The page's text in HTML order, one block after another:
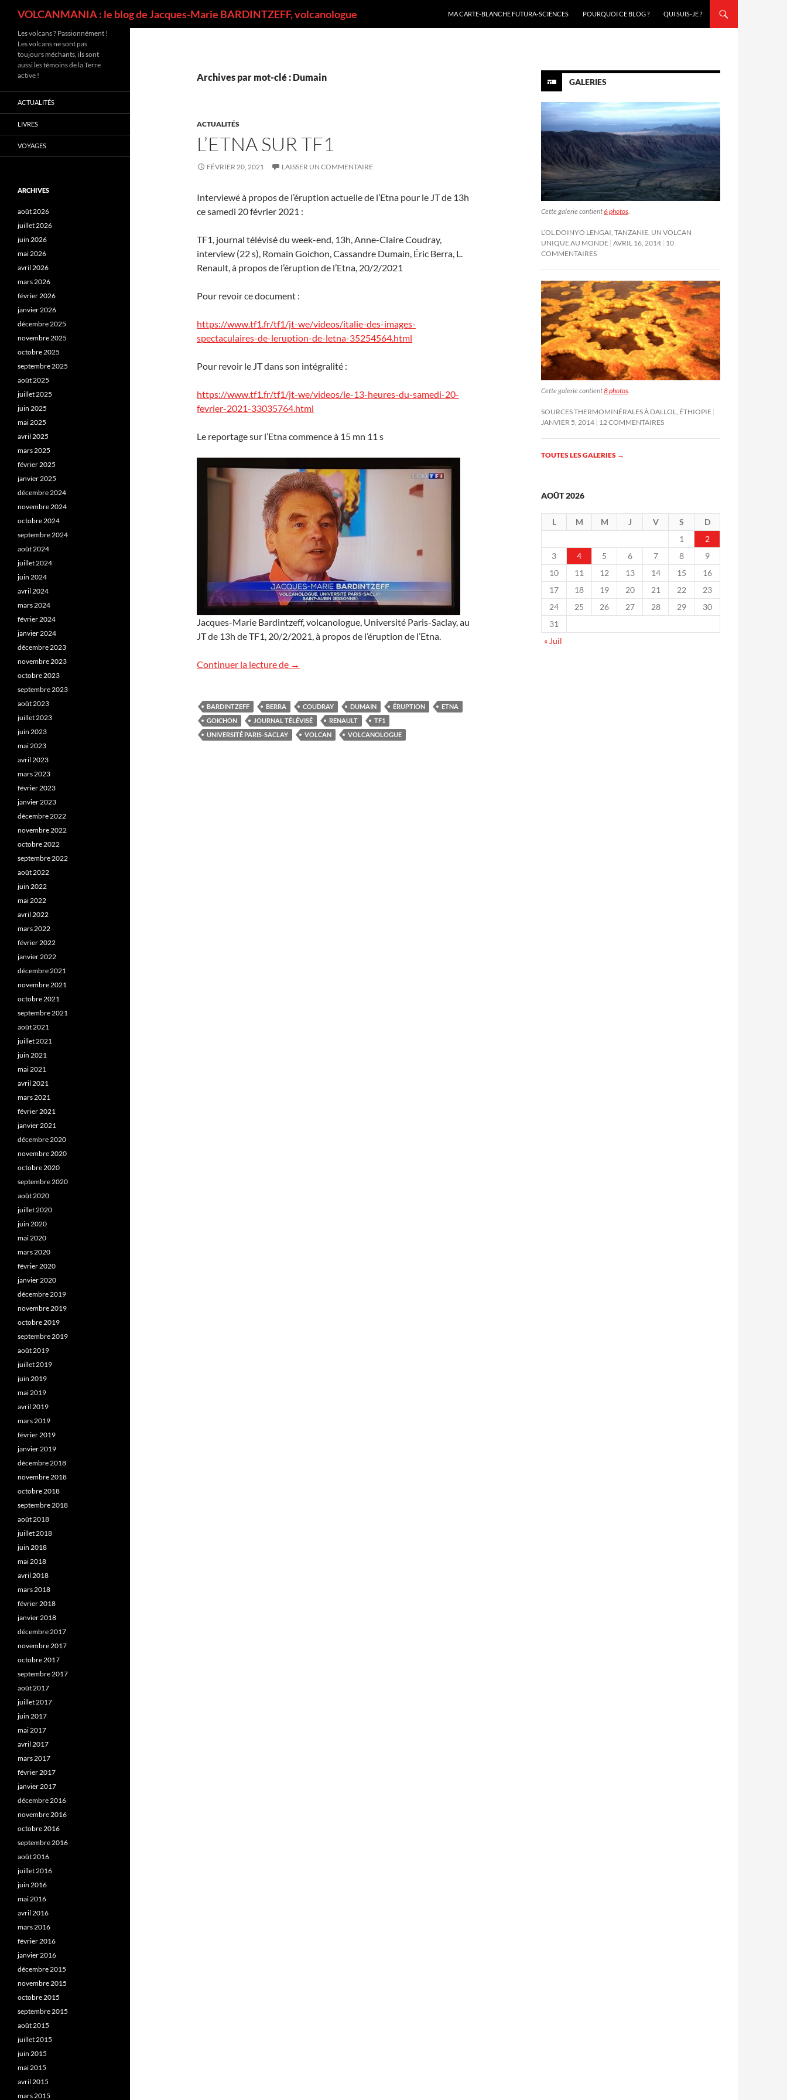
VOLCANMANIA : le blog de Jacques-Marie BARDINTZEFF, volcanologue
MA CARTE-BLANCHE FUTURA-SCIENCES
POURQUOI CE BLOG ? QUI SUIS-JE ?
Archives par mot-clé : Dumain
ACTUALITÉS
L’ETNA SUR TF1
FÉVRIER 20, 2021 LAISSER UN COMMENTAIRE
Interviewé à propos de l’éruption actuelle de l’Etna pour le JT de 13h
ce samedi 20 février 2021 :
TF1, journal télévisé du week-end, 13h, Anne-Claire Coudray,
interview (22 s), Romain Goichon, Cassandre Dumain, Éric Berra, L.
Renault, à propos de l’éruption de l’Etna, 20/2/2021
Pour revoir ce document :
https://www.tf1.fr/tf1/jt-we/videos/italie-des-images-
spectaculaires-de-leruption-de-letna-35254564.html
Pour revoir le JT dans son intégralité :
https://www.tf1.fr/tf1/jt-we/videos/le-13-heures-du-samedi-20-
fevrier-2021-33035764.html
Le reportage sur l’Etna commence à 15 mn 11 s
Jacques-Marie Bardintzeff, volcanologue, Université Paris-Saclay, au
JT de 13h de TF1, 20/2/2021, à propos de l’éruption de l’Etna.
Continuer la lecture de L’Etna sur TF1
→
BARDINTZEFF BERRA COUDRAY DUMAIN ÉRUPTION
ETNA
GOICHON
JOURNAL TÉLÉVISÉ RENAULT
TF1
UNIVERSITÉ PARIS-SACLAY
VOLCAN VOLCANOLOGUE
GALERIES
Cette galerie contient6 photos.
L’OL DOINYO LENGAI, TANZANIE, UN VOLCAN
UNIQUE AU MONDE AVRIL 16, 2014 10
COMMENTAIRES
Cette galerie contient8 photos
SOURCES THERMOMINÉRALES À DALLOL, ÉTHIOPIE
JANVIER 5, 2014 12 COMMENTAIRES
TOUTES LES GALERIES →
AOÛT 2026
L M M J V S
D
1
2
3
4 5 6 7 8
9
10
11 12 13 14 15
16
17
18 19 20 21 22
23
24
25 26 27 28 29
30
31
« Juil
Les volcans ? Passionnément !
Les volcans ne sont pas
toujours méchants, ils sont
aussi les témoins de la Terre
active !
ACTUALITÉS
LIVRES
VOYAGES
ARCHIVES
août 2026
juillet 2026
juin 2026
mai 2026
avril 2026
mars 2026
février 2026
janvier 2026
décembre 2025
novembre 2025
octobre 2025
septembre 2025
août 2025
juillet 2025
juin 2025
mai 2025
avril 2025
mars 2025
février 2025
janvier 2025
décembre 2024
novembre 2024
octobre 2024
septembre 2024
août 2024
juillet 2024
juin 2024
avril 2024
mars 2024
février 2024
janvier 2024
décembre 2023
novembre 2023
octobre 2023
septembre 2023
août 2023
juillet 2023
juin 2023
mai 2023
avril 2023
mars 2023
février 2023
janvier 2023
décembre 2022
novembre 2022
octobre 2022
septembre 2022
août 2022
juin 2022
mai 2022
avril 2022
mars 2022
février 2022
janvier 2022
décembre 2021
novembre 2021
octobre 2021
septembre 2021
août 2021
juillet 2021
juin 2021
mai 2021
avril 2021
mars 2021
février 2021
janvier 2021
décembre 2020
novembre 2020
octobre 2020
septembre 2020
août 2020
juillet 2020
juin 2020
mai 2020
mars 2020
février 2020
janvier 2020
décembre 2019
novembre 2019
octobre 2019
septembre 2019
août 2019
juillet 2019
juin 2019
mai 2019
avril 2019
mars 2019
février 2019
janvier 2019
décembre 2018
novembre 2018
octobre 2018
septembre 2018
août 2018
juillet 2018
juin 2018
mai 2018
avril 2018
mars 2018
février 2018
janvier 2018
décembre 2017
novembre 2017
octobre 2017
septembre 2017
août 2017
juillet 2017
juin 2017
mai 2017
avril 2017
mars 2017
février 2017
janvier 2017
décembre 2016
novembre 2016
octobre 2016
septembre 2016
août 2016
juillet 2016
juin 2016
mai 2016
avril 2016
mars 2016
février 2016
janvier 2016
décembre 2015
novembre 2015
octobre 2015
septembre 2015
août 2015
juillet 2015
juin 2015
mai 2015
avril 2015
mars 2015